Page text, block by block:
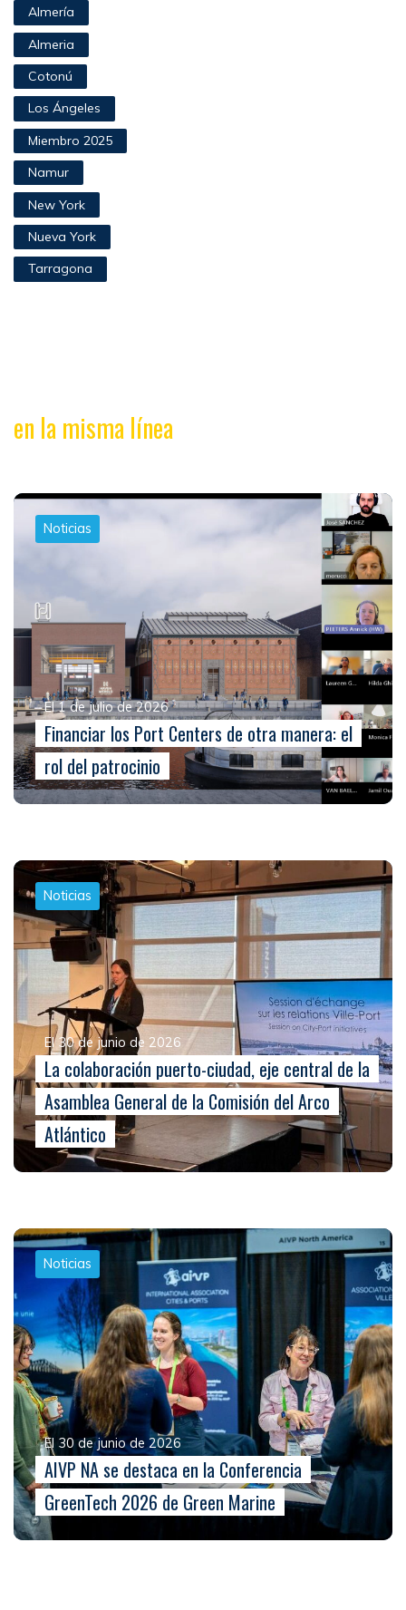
Almería
Almeria
Cotonú
Los Ángeles
Miembro 2025
Namur
New York
Nueva York
Tarragona
en la misma línea
Noticias
El 1 de julio de 2026
Financiar los Port Centers de otra manera: el
rol del patrocinio
Noticias
El 30 de junio de 2026
La colaboración puerto-ciudad, eje central de la
Asamblea General de la Comisión del Arco
Atlántico
Noticias
El 30 de junio de 2026
AIVP NA se destaca en la Conferencia
GreenTech 2026 de Green Marine